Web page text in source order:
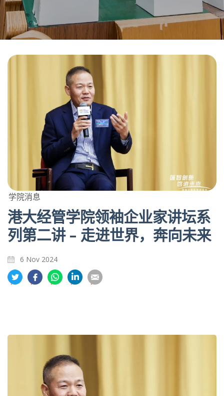
学院消息
港大经管学院领袖企业家讲坛系
列第二讲 – 走进世界，奔向未来
6 Nov 2024
分
享
分
享
分
享
享
享